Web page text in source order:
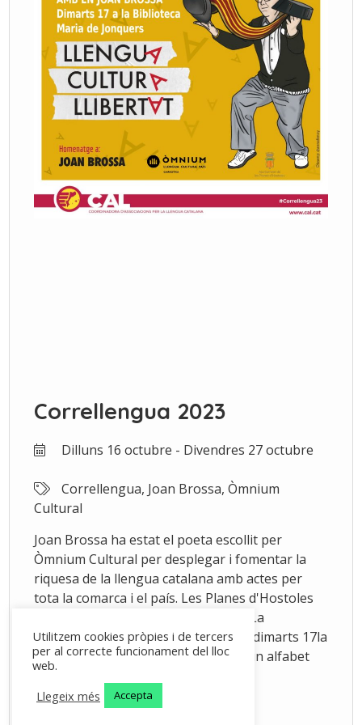
Correllengua 2023
Dilluns 16 octubre - Divendres 27 octubre
Correllengua, Joan Brossa, Òmnium
Cultural
Joan Brossa ha estat el poeta escollit per
Òmnium Cultural per desplegar i fomentar la
riquesa de la llengua catalana amb actes per
tota la comarca i el país. Les Planes d'Hostoles
acollirà una exposició al vestíbul de La
Cooperativa fins el 27 d'octubre, i el dimarts 17la
biblioteca municipal proposa crear un alfabet
inspirat amb en Joan Brossa.
Utilitzem cookies pròpies i de tercers
per al correcte funcionament del lloc
web.
Llegeix més
Accepta